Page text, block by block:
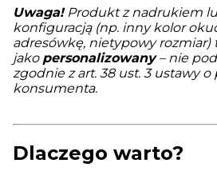
Uwaga!Produkt z nadrukiem
konfiguracją (np. inny kolor
adresówkę, nietypowy rozmiar)
jako personalizowany– nie
zgodnie z art. 38 ust. 3 ustawy o
konsumenta.
Dlaczego warto?